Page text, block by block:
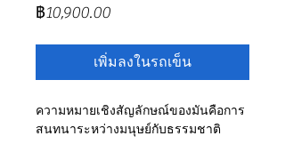
฿10,900.00ราคา
เพิ่มลงในรถเข็น
ความหมายเชิงสัญลักษณ์ของมันคือการ
สนทนาระหว่างมนุษย์กับธรรมชาติ